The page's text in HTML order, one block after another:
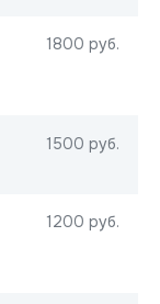
1800 руб.
1500 руб.
1200 руб.